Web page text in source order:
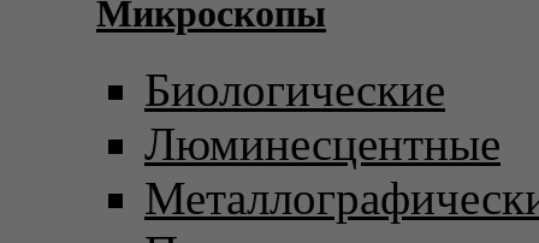
Микроскопы
Биологические
Люминесцентные